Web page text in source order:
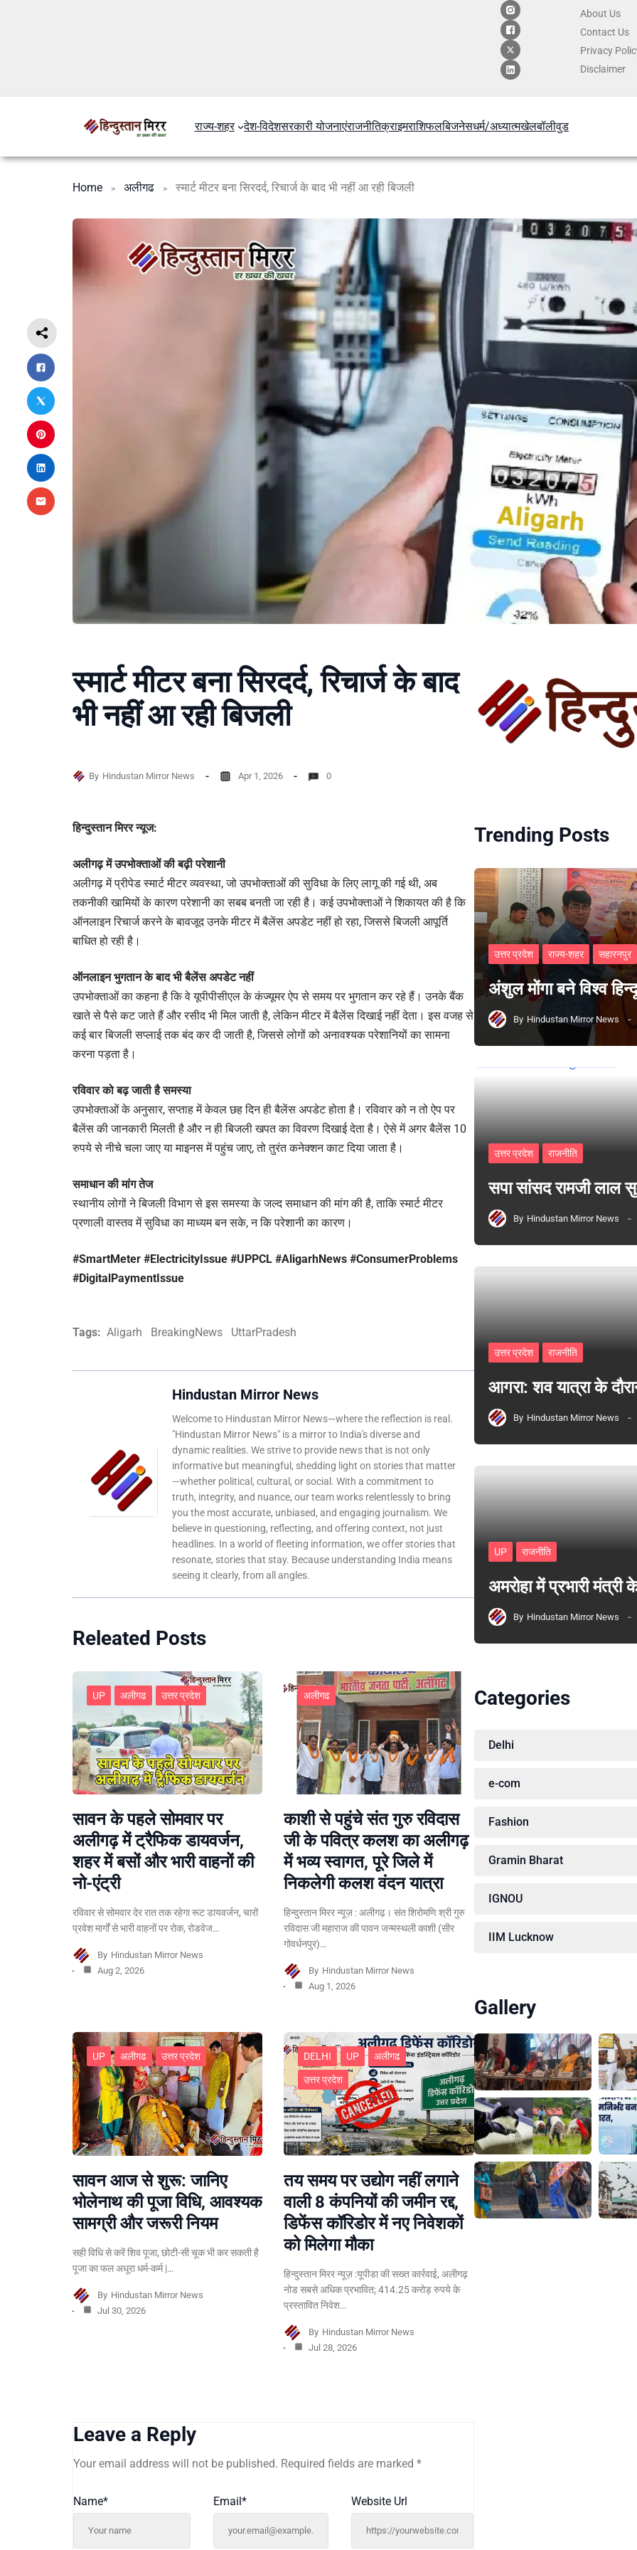
About Us
Contact Us
Privacy
Disclaimer
राज्य-शहर देश-विदेशसरकारी योजनाएंराजनीतिक्राइमराशिफलबिजनेसधर्म/अध्यात्मखेलबॉलीवुड
Home अलीगढ स्मार्ट मीटर बना सिरदर्द, रिचार्ज के बाद भी नहीं आ रही बिजली
स्मार्ट मीटर बना सिरदर्द, रिचार्ज के बाद
भी नहीं आ रही बिजली
By Hindustan Mirror News Apr 1, 2026 0
हिन्दुस्तान मिरर न्यूज:
अलीगढ़ में उपभोक्ताओं की बढ़ी परेशानी
अलीगढ़ में प्रीपेड स्मार्ट मीटर व्यवस्था, जो उपभोक्ताओं की सुविधा के लिए लागू की गई थी, अब
तकनीकी खामियों के कारण परेशानी का सबब बनती जा रही है। कई उपभोक्ताओं ने शिकायत की है कि
ऑनलाइन रिचार्ज करने के बावजूद उनके मीटर में बैलेंस अपडेट नहीं हो रहा, जिससे बिजली आपूर्ति
बाधित हो रही है।
ऑनलाइन भुगतान के बाद भी बैलेंस अपडेट नहीं
उपभोक्ताओं का कहना है कि वे यूपीपीसीएल के कंज्यूमर ऐप से समय पर भुगतान कर रहे हैं। उनके बैंक
खाते से पैसे कट जाते हैं और रसीद भी मिल जाती है, लेकिन मीटर में बैलेंस दिखाई नहीं देता। इस वजह से
कई बार बिजली सप्लाई तक बंद कर दी जाती है, जिससे लोगों को अनावश्यक परेशानियों का सामना
करना पड़ता है।
रविवार को बढ़ जाती है समस्या
उपभोक्ताओं के अनुसार, सप्ताह में केवल छह दिन ही बैलेंस अपडेट होता है। रविवार को न तो ऐप पर
बैलेंस की जानकारी मिलती है और न ही बिजली खपत का विवरण दिखाई देता है। ऐसे में अगर बैलेंस 10
रुपये से नीचे चला जाए या माइनस में पहुंच जाए, तो तुरंत कनेक्शन काट दिया जाता है।
समाधान की मांग तेज
स्थानीय लोगों ने बिजली विभाग से इस समस्या के जल्द समाधान की मांग की है, ताकि स्मार्ट मीटर
प्रणाली वास्तव में सुविधा का माध्यम बन सके, न कि परेशानी का कारण।
#SmartMeter #ElectricityIssue #UPPCL #AligarhNews #ConsumerProblems
#DigitalPaymentIssue
Tags: Aligarh BreakingNews UttarPradesh
Hindustan Mirror News
Welcome to Hindustan Mirror News—where the reflection is real.
"Hindustan Mirror News" is a mirror to India's diverse and
dynamic realities. We strive to provide news that is not only
informative but meaningful, shedding light on stories that matter
—whether political, cultural, or social. With a commitment to
truth, integrity, and nuance, our team works relentlessly to bring
you the most accurate, unbiased, and engaging journalism. We
believe in questioning, reflecting, and offering context, not just
headlines. In a world of fleeting information, we offer stories that
resonate, stories that stay. Because understanding India means
seeing it clearly, from all angles.
Releated Posts
UP अलीगढ उत्तर प्रदेश
सावन के पहले सोमवार पर
अलीगढ़ में ट्रैफिक डायवर्जन,
शहर में बसों और भारी वाहनों की
नो-एंट्री
रविवार से सोमवार देर रात तक रहेगा रूट डायवर्जन, चारों
प्रवेश मार्गों से भारी वाहनों पर रोक, रोडवेज…
By Hindustan Mirror News
Aug 2, 2026
अलीगढ
काशी से पहुंचे संत गुरु रविदास
जी के पवित्र कलश का अलीगढ़
में भव्य स्वागत, पूरे जिले में
निकलेगी कलश वंदन यात्रा
हिन्दुस्तान मिरर न्यूज़ : अलीगढ़। संत शिरोमणि श्री गुरु
रविदास जी महाराज की पावन जन्मस्थली काशी (सीर
गोवर्धनपुर)…
By Hindustan Mirror News
Aug 1, 2026
UP अलीगढ उत्तर प्रदेश
सावन आज से शुरू: जानिए
भोलेनाथ की पूजा विधि, आवश्यक
सामग्री और जरूरी नियम
सही विधि से करें शिव पूजा, छोटी-सी चूक भी कर सकती है
पूजा का फल अधूरा धर्म-कर्म |…
By Hindustan Mirror News
Jul 30, 2026
DELHI UP अलीगढ
उत्तर प्रदेश
तय समय पर उद्योग नहीं लगाने
वाली 8 कंपनियों की जमीन रद्द,
डिफेंस कॉरिडोर में नए निवेशकों
को मिलेगा मौका
हिन्दुस्तान मिरर न्यूज़ :यूपीडा की सख्त कार्रवाई, अलीगढ़
नोड सबसे अधिक प्रभावित; 414.25 करोड़ रुपये के
प्रस्तावित निवेश…
By Hindustan Mirror News
Jul 28, 2026
Leave a Reply
Your email address will not be published. Required fields are marked *
Name* Email* Website Url
Trending Posts
उत्तर प्रदेश राज्य-शहर सहारनपुर
अंशुल मोंगा बने विश्व
By Hindustan Mirror News
उत्तर प्रदेश राजनीति
सपा सांसद रामजी लाल
By Hindustan Mirror News
उत्तर प्रदेश राजनीति
आगरा: शव यात्रा के
By Hindustan Mirror News
UP राजनीति
अमरोहा में प्रभारी
By Hindustan Mirror News
Categories
Delhi
e-com
Fashion
Gramin Bharat
IGNOU
IIM Lucknow
Gallery